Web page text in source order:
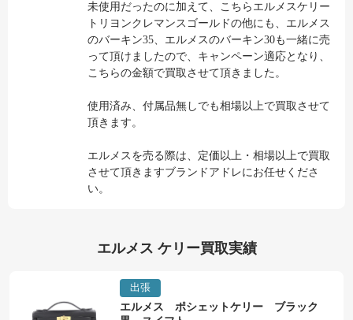
未使用だったのに加えて、こちらエルメスケリー
トリヨンクレマンスゴールドの他にも、エルメス
のバーキン35、エルメスのバーキン30も一緒に売
って頂けましたので、キャンペーン適応となり、
こちらの金額で買取させて頂きました。
使用済み、付属品無しでも相場以上で買取させて
頂きます。
エルメスを売る際は、定価以上・相場以上で買取
させて頂きますブランドアドレにお任せくださ
い。
エルメス ケリー買取実績
出張
エルメス ポシェットケリー ブラック